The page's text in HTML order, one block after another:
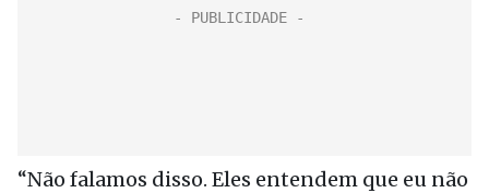
“Não falamos disso. Eles entendem que eu não